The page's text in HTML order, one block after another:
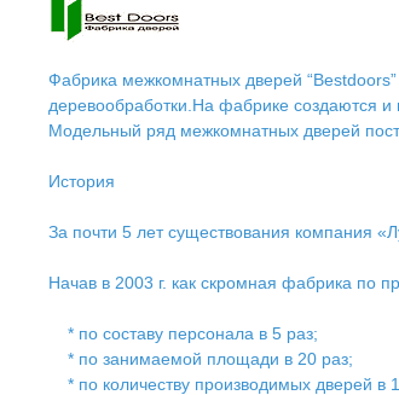
Фабрика межкомнатных дверей
деревообработки.На фабрике создаются и
Модельный ряд межкомнатных дверей
История
За почти 5 лет существования компания
Начав в 2003 г. как скромная фабрика по
* по составу персонала в 5 раз;
* по занимаемой площади в 20 раз;
* по количеству производимых дверей в